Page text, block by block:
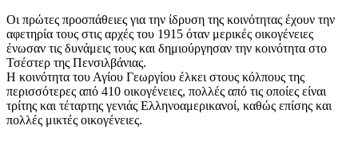
Οι πρώτες προσπάθειες για την ίδρυση της κοινότητας έχουν την
αφετηρία τους στις αρχές του 1915 όταν μερικές οικογένειες
ένωσαν τις δυνάμεις τους και δημιούργησαν την κοινότητα στο
Τσέστερ της Πενσιλβάνιας.
Η κοινότητα του Αγίου Γεωργίου έλκει στους κόλπους της
περισσότερες από 410 οικογένειες, πολλές από τις οποίες είναι
τρίτης και τέταρτης γενιάς Ελληνοαμερικανοί, καθώς επίσης και
πολλές μικτές οικογένειες.